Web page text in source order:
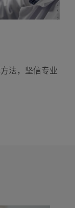
法，坚信专业